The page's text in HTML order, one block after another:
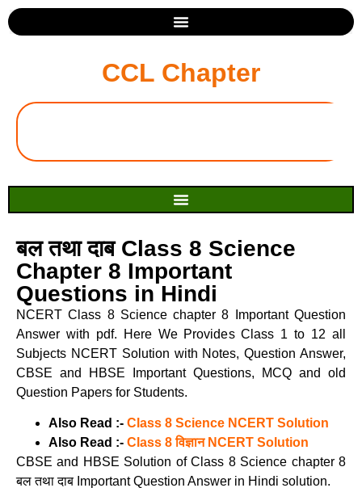
CCL Chapter
बल तथा दाब Class 8 Science
Chapter 8 Important
Questions in Hindi
NCERT Class 8 Science chapter 8 Important Question
Answer with pdf. Here We Provides Class 1 to 12 all
Subjects NCERT Solution with Notes, Question Answer,
CBSE and HBSE Important Questions, MCQ and old
Question Papers for Students.
Also Read :- Class 8 Science NCERT Solution
Also Read :- Class 8 विज्ञान NCERT Solution
CBSE and HBSE Solution of Class 8 Science chapter 8
बल तथा दाब Important Question Answer in Hindi solution.